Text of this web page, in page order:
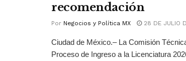
recomendación
Por Negocios y Política MX 28 DE JULIO
Ciudad de México.– La Comisión
Proceso de Ingreso a la Licenciatura